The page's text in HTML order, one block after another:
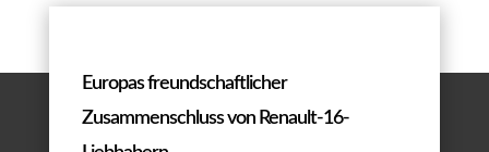
Europas freundschaftlicher
Zusammenschluss von Renault-16-